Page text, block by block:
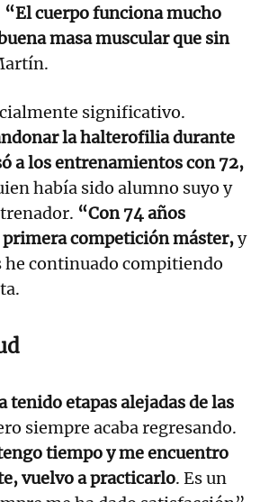
“El cuerpo funciona mucho
masa muscular que sin
significativo.
la halterofilia durante
a los entrenamientos con 72,
había sido alumno suyo y
“Con 74 años
competición máster,y
he continuado compitiendo
tenido etapas alejadas de las
siempre acaba regresando.
tiempo y me encuentro
vuelvo a practicarlo. Es un